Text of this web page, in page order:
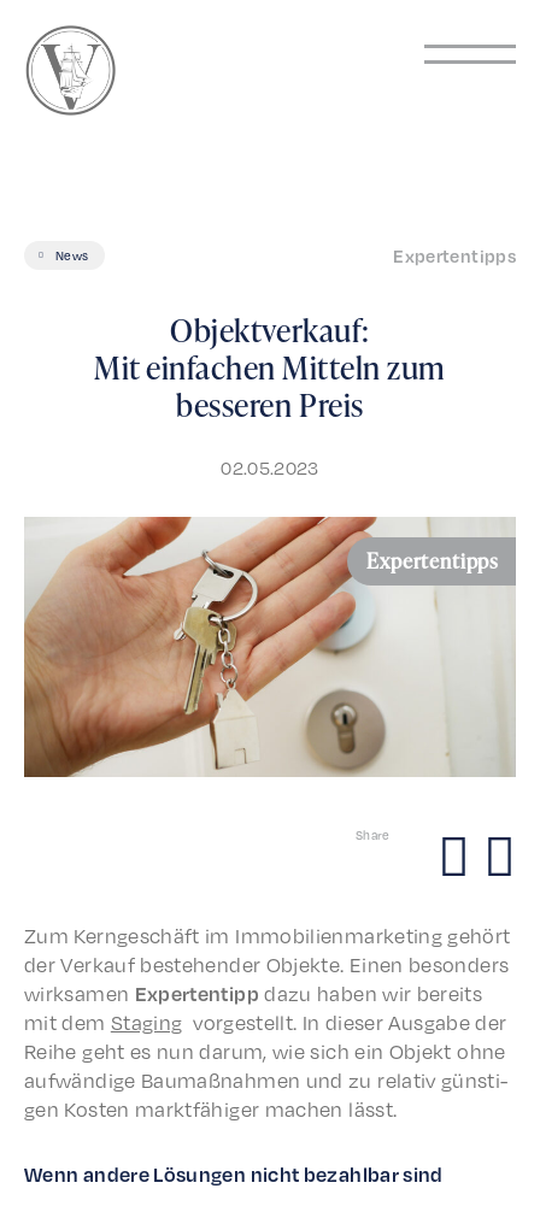
News Expertentipps
Objektverkauf:
Mit einfachen Mitteln zum
besseren Preis
02.05.2023
Expertentipps
Share
Zum Kerngeschäft im Immo­bilien­mar­ket­ing gehört
der Verkauf beste­hen­der Objek­te. Einen beson­ders
wirk­samen Exper­ten­tipp dazu haben wir bere­its
mit dem Stag­ing vorgestellt. In dieser Ausgabe der
Reihe geht es nun darum, wie sich ein Objekt ohne
aufwändi­ge Baumaß­nah­men und zu rela­tiv günsti­
gen Kosten mark­t­fähiger machen lässt.
Wenn andere Lösun­gen nicht bezahlbar sind